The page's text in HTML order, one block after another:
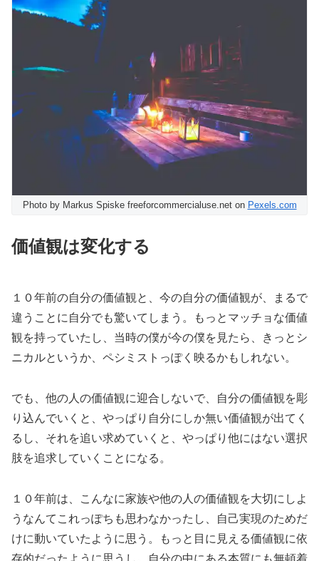
Photo by Markus Spiske freeforcommercialuse.net on Pexels.com
価値観は変化する
１０年前の自分の価値観と、今の自分の価値観が、まるで
違うことに自分でも驚いてしまう。もっとマッチョな価値
観を持っていたし、当時の僕が今の僕を見たら、きっとシ
ニカルというか、ペシミストっぽく映るかもしれない。
でも、他の人の価値観に迎合しないで、自分の価値観を彫
り込んでいくと、やっぱり自分にしか無い価値観が出てく
るし、それを追い求めていくと、やっぱり他にはない選択
肢を追求していくことになる。
１０年前は、こんなに家族や他の人の価値観を大切にしよ
うなんてこれっぽちも思わなかったし、自己実現のためだ
けに動いていたように思う。もっと目に見える価値観に依
存的だったように思うし、自分の中にある本質にも無頓着